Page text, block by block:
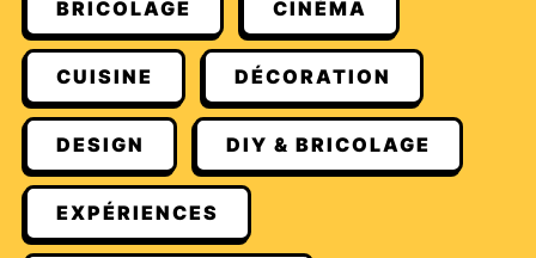
BRICOLAGE CINÉMA
CUISINE DÉCORATION
DESIGN DIY & BRICOLAGE
EXPÉRIENCES